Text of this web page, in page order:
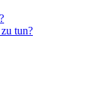
tun?